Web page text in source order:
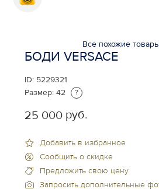
Все похожие товары
БОДИ VERSACE
ID: 5229321
Размер: 42 ?
25 000 руб.
Добавить в избранное
Сообщить о скидке
Предложить свою цену
Запросить дополнительные